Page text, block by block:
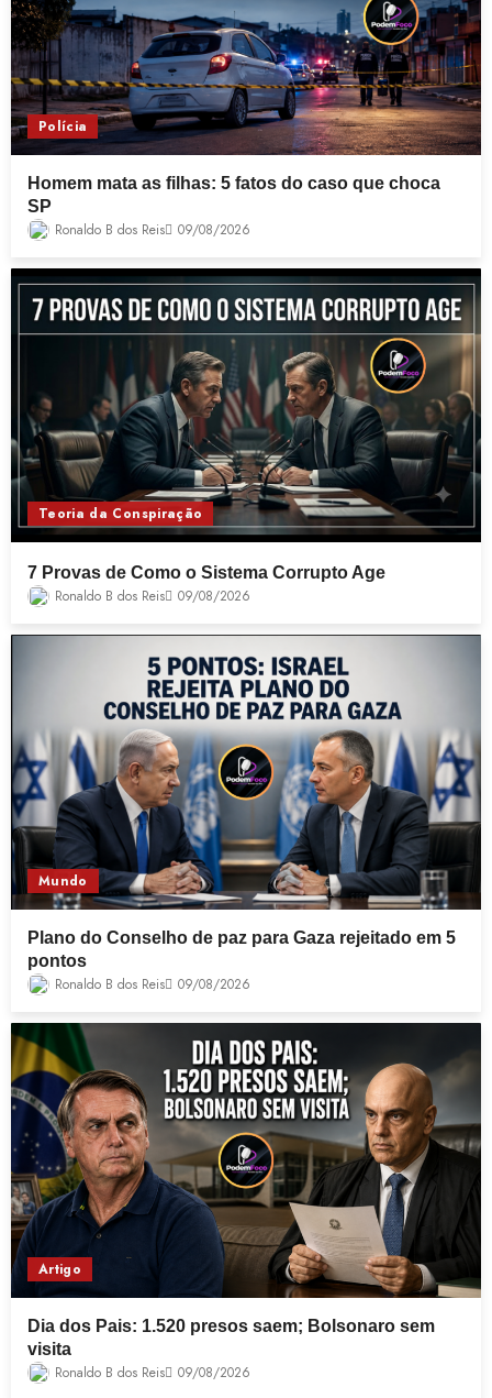
Polícia
Homem mata as filhas: 5 fatos do caso que choca
SP
Ronaldo B dos Reis 09/08/2026
Teoria da Conspiração
7 Provas de Como o Sistema Corrupto Age
Ronaldo B dos Reis 09/08/2026
Mundo
Plano do Conselho de paz para Gaza rejeitado em 5
pontos
Ronaldo B dos Reis 09/08/2026
Artigo
Dia dos Pais: 1.520 presos saem; Bolsonaro sem
visita
Ronaldo B dos Reis 09/08/2026